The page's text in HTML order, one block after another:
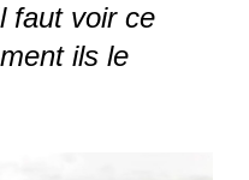
faut voir ce
ils le